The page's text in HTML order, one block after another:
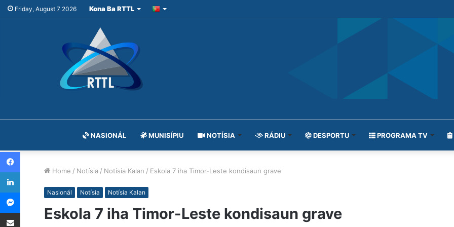
Friday, August 7 2026 Kona Ba RTTL
NASIONÁL MUNISÍPIU NOTÍSIA RÁDIU DESPORTU PROGRAMA TV
Home / Notísia / Notísia Kalan / Eskola 7 iha Timor-Leste kondisaun grave
Nasionál Notísia Notísia Kalan
Eskola 7 iha Timor-Leste kondisaun grave
Facebook
LinkedIn
Messenger